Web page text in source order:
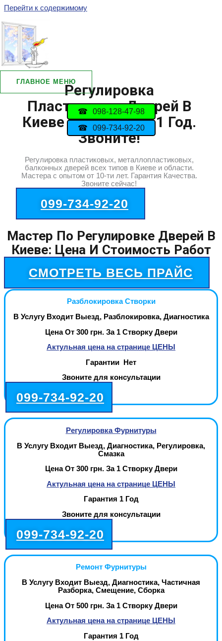
Перейти к содержимому
ГЛАВНОЕ МЕНЮ
098-128-47-98
099-734-92-20
Регулировка
Пластиковых Дверей В
Киеве С Гарантией 1 Год.
Звоните!
Регулировка пластиковых, металлопластиковых,
балконных дверей всех типов в Киеве и области.
Мастера с опытом от 10-ти лет. Гарантия Качества.
Звоните сейчас!
099-734-92-20
Мастер По Регулировке Дверей В
Киеве: Цена И Стоимость Работ
СМОТРЕТЬ ВЕСЬ ПРАЙС
Разблокировка Створки
В Услугу Входит Выезд, Разблокировка, Диагностика
Цена От 300 грн. За 1 Створку Двери
Актульная цена на странице ЦЕНЫ
Гарантии Нет
Звоните для консультации
099-734-92-20
Регулировка Фурнитуры
В Услугу Входит Выезд, Диагностика, Регулировка,
Смазка
Цена От 300 грн. За 1 Створку Двери
Актульная цена на странице ЦЕНЫ
Гарантия 1 Год
Звоните для консультации
099-734-92-20
Ремонт Фурнитуры
В Услугу Входит Выезд, Диагностика, Частичная
Разборка, Смещение, Сборка
Цена От 500 грн. За 1 Створку Двери
Актульная цена на странице ЦЕНЫ
Гарантия 1 Год